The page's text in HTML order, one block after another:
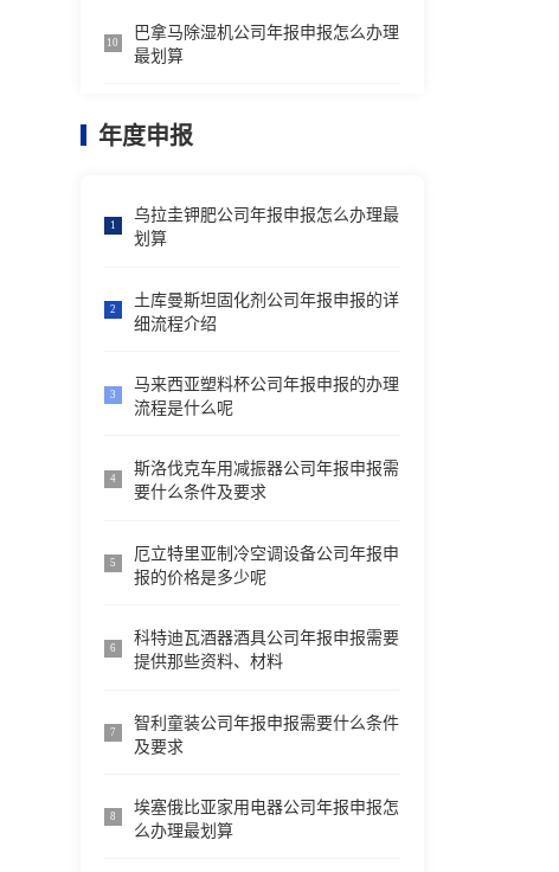
10
巴拿马除湿机公司年报申报怎么办理
最划算
年度申报
1
乌拉圭钾肥公司年报申报怎么办理最
划算
2
土库曼斯坦固化剂公司年报申报的详
细流程介绍
3
马来西亚塑料杯公司年报申报的办理
流程是什么呢
4
斯洛伐克车用减振器公司年报申报需
要什么条件及要求
5
厄立特里亚制冷空调设备公司年报申
报的价格是多少呢
6
科特迪瓦酒器酒具公司年报申报需要
提供那些资料、材料
7
智利童装公司年报申报需要什么条件
及要求
8
埃塞俄比亚家用电器公司年报申报怎
么办理最划算